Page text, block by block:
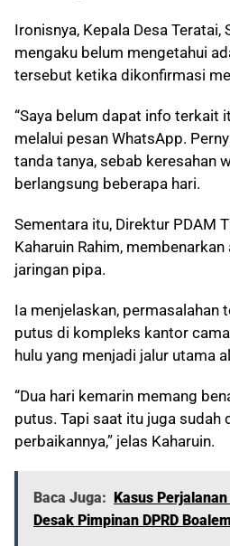
Ironisnya, Kepala Desa Teratai,
mengaku belum mengetahui
tersebut ketika dikonfirmasi
“Saya belum dapat info terkait
melalui pesan WhatsApp.
tanda tanya, sebab keresahan
berlangsung beberapa hari.
Sementara itu, Direktur PDAM
Kaharuin Rahim,
jaringan pipa.
Ia menjelaskan, permasalahan
putus di kompleks kantor
hulu yang menjadi jalur utama
“Dua hari kemarin memang
putus. Tapi saat itu juga sudah
perbaikannya,” jelas Kaharuin.
Baca Juga: Kasus
Desak Pimpinan DPRD